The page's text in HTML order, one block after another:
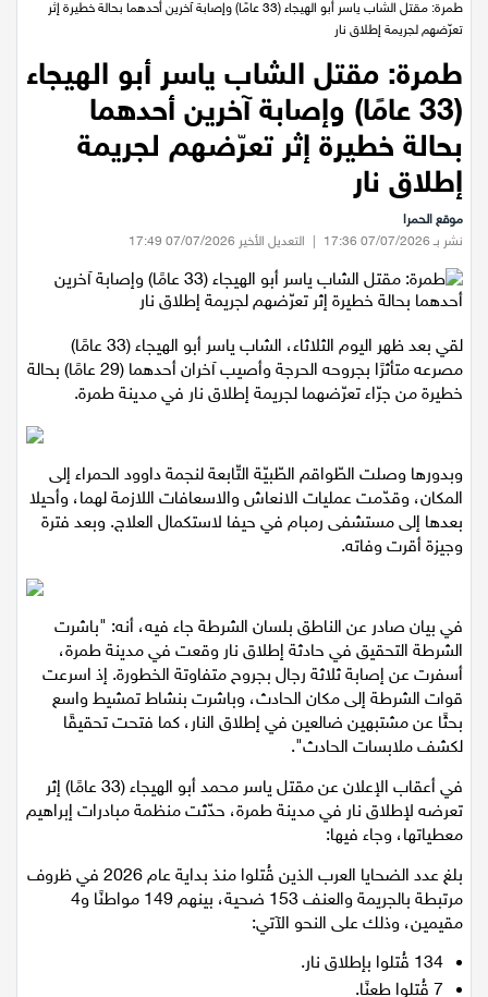
عيلبون
دير حنا
سخنين
عرابة
اخبار عالمية
رياضة
رياضة محلية
تقارير خاصة
اقتصاد
مطبخ
صحة وطب
مجلة الحمرا
جمال وازياء
تكنولوجيا
فن
ستوديو انتخابات 2022
الرئيسية / اخبار محلية
/
طمرة: مقتل الشاب ياسر أبو الهيجاء
(33 عامًا) وإصابة آخرين أحدهما
بحالة خطيرة إثر تعرّضهم لجريمة
إطلاق نار
موقع الحمرا
لقي بعد ظهر اليوم الثلاثاء، الشاب ياسر أبو الهيجاء (33 عامًا)
مصرعه متأثرًا بجروحه الحرجة وأصيب آخران أحدهما (29 عامًا) بحالة
وبدورها وصلت الطّواقم الطّبيّة التّابعة لنجمة داوود الحمراء إلى
المكان، وقدّمت عمليات الانعاش والاسعافات اللازمة لهما، وأحيلا
بعدها إلى مستشفى رمبام في حيفا لاستكمال العلاج. وبعد فترة
في بيان صادر عن الناطق بلسان الشرطة جاء فيه، أنه: "باشرت
الشرطة التحقيق في حادثة إطلاق نار وقعت في مدينة طمرة،
أسفرت عن إصابة ثلاثة رجال بجروح متفاوتة الخطورة. إذ اسرعت
قوات الشرطة إلى مكان الحادث، وباشرت بنشاط تمشيط واسع
بحثًا عن مشتبهين ضالعين في إطلاق النار، كما فتحت تحقيقًا
في أعقاب الإعلان عن مقتل ياسر محمد أبو الهيجاء (33 عامًا) إثر
تعرضه لإطلاق نار في مدينة طمرة، حدّثت منظمة مبادرات إبراهيم
بلغ عدد الضحايا العرب الذين قُتلوا منذ بداية عام 2026 في ظروف
134 قُتلوا بإطلاق نار.